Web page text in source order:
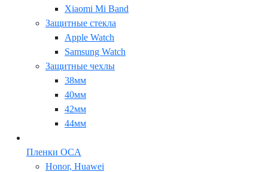
Xiaomi Mi Band
Защитные стекла
Apple Watch
Samsung Watch
Защитные чехлы
38мм
40мм
42мм
44мм
Пленки OCA
Honor, Huawei